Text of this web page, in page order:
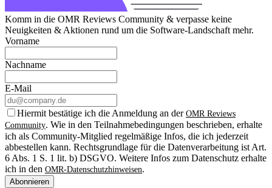
Komm in die OMR Reviews Community & verpasse keine
Neuigkeiten & Aktionen rund um die Software-Landschaft mehr.
Vorname
Nachname
E-Mail
Hiermit bestätige ich die Anmeldung an der OMR Reviews
Community. Wie in den Teilnahmebedingungen beschrieben, erhalte
ich als Community-Mitglied regelmäßige Infos, die ich jederzeit
abbestellen kann. Rechtsgrundlage für die Datenverarbeitung ist Art.
6 Abs. 1 S. 1 lit. b) DSGVO. Weitere Infos zum Datenschutz erhalte
ich in den OMR-Datenschutzhinweisen.
Abonnieren